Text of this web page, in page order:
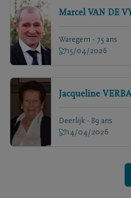
Marcel VAN DE
Waregem - 75 ans
15/04/2026
Jacqueline
Deerlijk - 89 ans
14/04/2026